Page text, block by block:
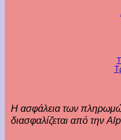
Η ασφάλεια των
διασφαλίζεται από την